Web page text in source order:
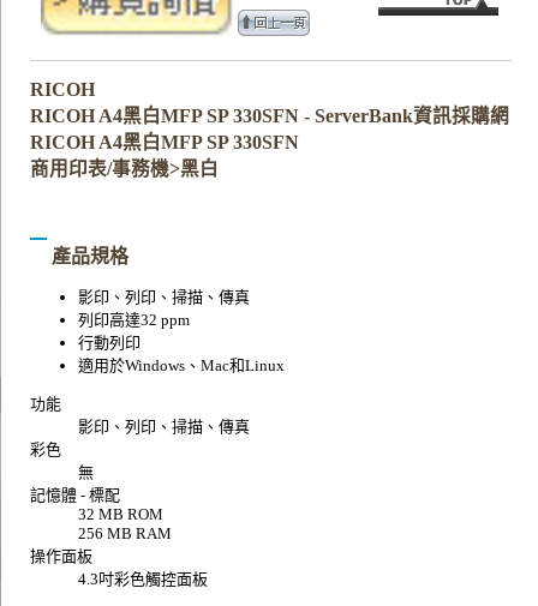
RICOH
RICOH A4黑白MFP SP 330SFN - ServerBank資訊採購網
RICOH A4黑白MFP SP 330SFN
商用印表/事務機>黑白
產品規格
影印、列印、掃描、傳真
列印高達32 ppm
行動列印
適用於Windows、Mac和Linux
功能
影印、列印、掃描、傳真
彩色
無
記憶體 - 標配
32 MB ROM
256 MB RAM
操作面板
4.3吋彩色觸控面板